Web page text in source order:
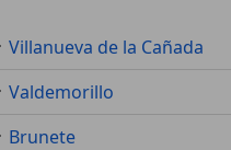
Villanueva de la Cañada
Valdemorillo
Brunete